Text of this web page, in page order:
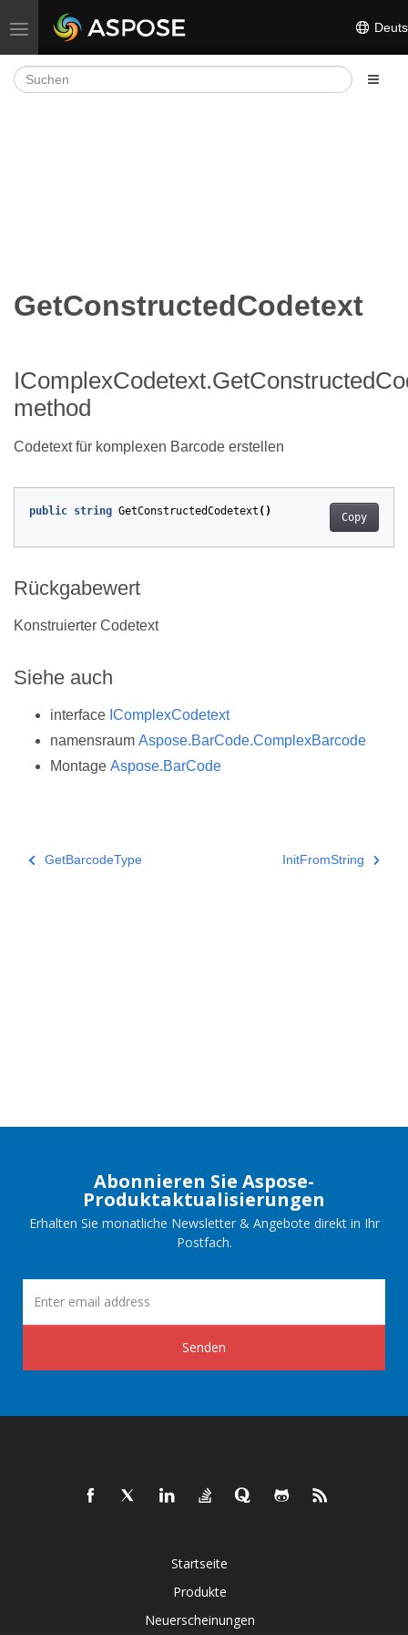
Navigation umschalten
GetConstructedCodetext
method
Codetext für komplexen Barcode erstellen
Copy
public string GetConstructedCodetext ()
Rückgabewert
Konstruierter Codetext
Siehe auch
interface IComplexCodetext
namensraum Aspose.BarCode.ComplexBarcode
Montage Aspose.BarCode
GetBarcodeType InitFromString
Abonnieren Sie Aspose-
Produktaktualisierungen
Erhalten Sie monatliche Newsletter & Angebote direkt in Ihr
Postfach.
Senden
Startseite
Produkte
Neuerscheinungen